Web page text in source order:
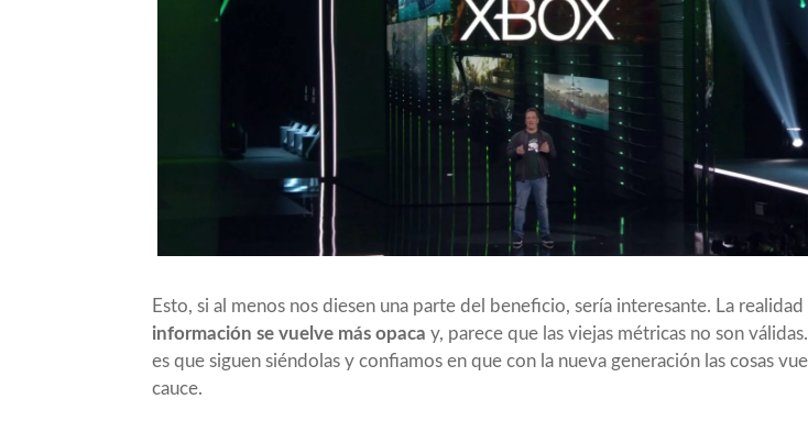
Esto, si al menos nos diesen una parte del beneficio, sería interesante. La realidad
información se vuelve más opaca y, parece que las viejas métricas no son
es que siguen siéndolas y confiamos en que con la nueva generación las cosas
cauce.